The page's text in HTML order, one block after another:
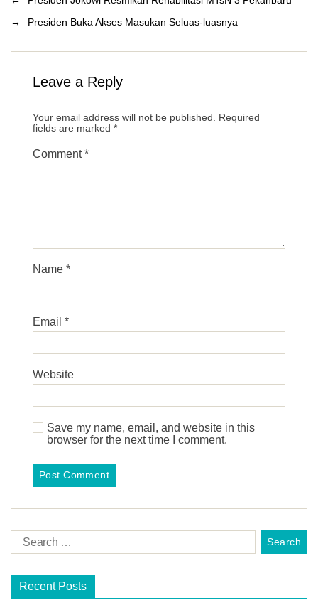
→
Presiden Buka Akses Masukan Seluas-luasnya
Leave a Reply
Your email address will not be published.
Required
fields are marked *
Comment*
Name *
Email *
Website
Save my name, email, and website in this
browser for the next time I comment.
Recent Posts